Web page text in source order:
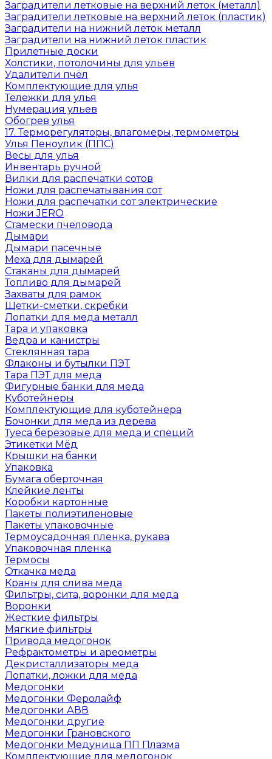
Заградители летковые на верхний леток (металл)
Заградители летковые на верхний леток (пластик)
Заградители на нижний леток металл
Заградители на нижний леток пластик
Прилетные доски
Холстики, потолочины для ульев
Удалители пчёл
Комплектующие для улья
Тележки для улья
Нумерация ульев
Обогрев улья
17. Терморегуляторы, влагомеры, термометры
Улья Пеноулик (ППС)
Весы для улья
Инвентарь ручной
Вилки для распечатки сотов
Ножи для распечатывания сот
Ножи для распечатки сот электрические
Ножи JERO
Стамески пчеловода
Дымари
Дымари пасечные
Меха для дымарей
Стаканы для дымарей
Топливо для дымарей
Захваты для рамок
Щетки-сметки, скребки
Лопатки для меда металл
Тара и упаковка
Ведра и канистры
Стеклянная тара
Флаконы и бутылки ПЭТ
Тара ПЭТ для меда
Фигурные банки для меда
Куботейнеры
Комплектующие для куботейнера
Бочонки для меда из дерева
Туеса березовые для меда и специй
Этикетки Мёд
Крышки на банки
Упаковка
Бумага оберточная
Клейкие ленты
Коробки картонные
Пакеты полиэтиленовые
Пакеты упаковочные
Термоусадочная пленка, рукава
Упаковочная пленка
Термосы
Откачка меда
Краны для слива меда
Фильтры, сита, воронки для меда
Воронки
Жесткие фильтры
Мягкие фильтры
Привода медогонок
Рефрактометры и ареометры
Декристаллизаторы меда
Лопатки, ложки для меда
Медогонки
Медогонки Феролайф
Медогонки АВВ
Медогонки другие
Медогонки Грановского
Медогонки Медуница ПП Плазма
Комплектующие для медогонок